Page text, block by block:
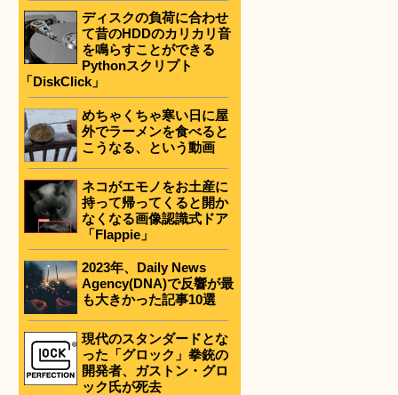
ディスクの負荷に合わせ
て昔のHDDのカリカリ音
を鳴らすことができる
Pythonスクリプト
「DiskClick」
めちゃくちゃ寒い日に屋
外でラーメンを食べると
こうなる、という動画
ネコがエモノをお土産に
持って帰ってくると開か
なくなる画像認識式ドア
「Flappie」
2023年、Daily News
Agency(DNA)で反響が最
も大きかった記事10選
現代のスタンダードとな
った「グロック」拳銃の
開発者、ガストン・グロ
ック氏が死去